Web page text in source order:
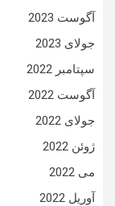
آگوست 2023
جولای 2023
سپتامبر 2022
آگوست 2022
جولای 2022
ژوئن 2022
می 2022
آوریل 2022